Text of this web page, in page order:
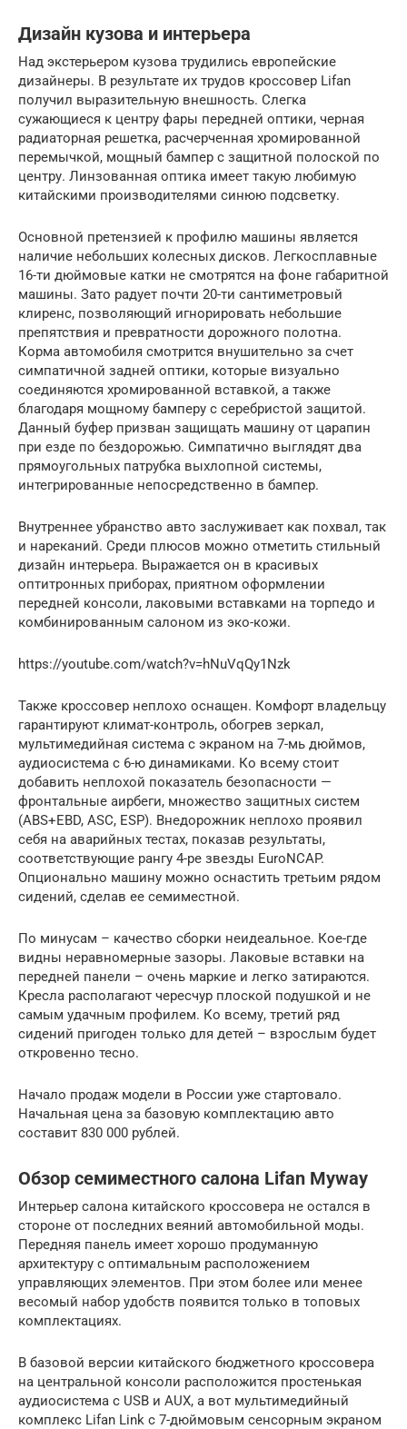
Дизайн кузова и интерьера
Над экстерьером кузова трудились европейские
дизайнеры. В результате их трудов кроссовер Lifan
получил выразительную внешность. Слегка
сужающиеся к центру фары передней оптики, черная
радиаторная решетка, расчерченная хромированной
перемычкой, мощный бампер с защитной полоской по
центру. Линзованная оптика имеет такую любимую
китайскими производителями синюю подсветку.
Основной претензией к профилю машины является
наличие небольших колесных дисков. Легкосплавные
16-ти дюймовые катки не смотрятся на фоне габаритной
машины. Зато радует почти 20-ти сантиметровый
клиренс, позволяющий игнорировать небольшие
препятствия и превратности дорожного полотна.
Корма автомобиля смотрится внушительно за счет
симпатичной задней оптики, которые визуально
соединяются хромированной вставкой, а также
благодаря мощному бамперу с серебристой защитой.
Данный буфер призван защищать машину от царапин
при езде по бездорожью. Симпатично выглядят два
прямоугольных патрубка выхлопной системы,
интегрированные непосредственно в бампер.
Внутреннее убранство авто заслуживает как похвал, так
и нареканий. Среди плюсов можно отметить стильный
дизайн интерьера. Выражается он в красивых
оптитронных приборах, приятном оформлении
передней консоли, лаковыми вставками на торпедо и
комбинированным салоном из эко-кожи.
https://youtube.com/watch?v=hNuVqQy1Nzk
Также кроссовер неплохо оснащен. Комфорт владельцу
гарантируют климат-контроль, обогрев зеркал,
мультимедийная система с экраном на 7-мь дюймов,
аудиосистема с 6-ю динамиками. Ко всему стоит
добавить неплохой показатель безопасности —
фронтальные аирбеги, множество защитных систем
(ABS+EBD, ASC, ESP). Внедорожник неплохо проявил
себя на аварийных тестах, показав результаты,
соответствующие рангу 4-ре звезды EuroNCAP.
Опционально машину можно оснастить третьим рядом
сидений, сделав ее семиместной.
По минусам – качество сборки неидеальное. Кое-где
видны неравномерные зазоры. Лаковые вставки на
передней панели – очень маркие и легко затираются.
Кресла располагают чересчур плоской подушкой и не
самым удачным профилем. Ко всему, третий ряд
сидений пригоден только для детей – взрослым будет
откровенно тесно.
Начало продаж модели в России уже стартовало.
Начальная цена за базовую комплектацию авто
составит 830 000 рублей.
Обзор семиместного салона Lifan Myway
Интерьер салона китайского кроссовера не остался в
стороне от последних веяний автомобильной моды.
Передняя панель имеет хорошо продуманную
архитектуру с оптимальным расположением
управляющих элементов. При этом более или менее
весомый набор удобств появится только в топовых
комплектациях.
В базовой версии китайского бюджетного кроссовера
на центральной консоли расположится простенькая
аудиосистема с USB и AUX, а вот мультимедийный
комплекс Lifan Link c 7-дюймовым сенсорным экраном